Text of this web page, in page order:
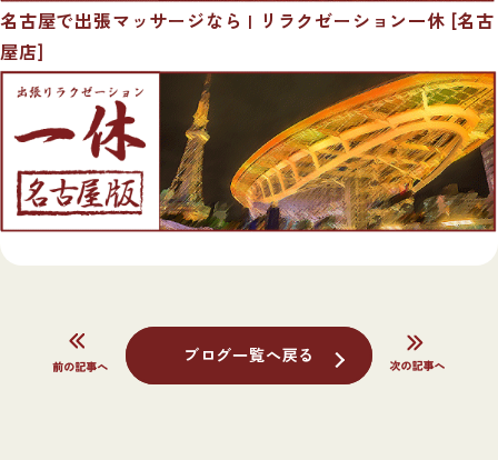
名古屋で出張マッサージなら | リラクゼーション一休 [名古
屋店]
ブログ一覧へ戻る